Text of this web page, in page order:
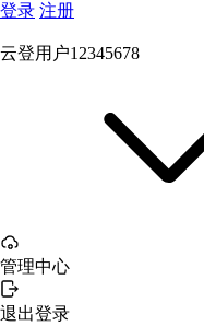
登录 注册
云登用户12345678
管理中心
退出登录